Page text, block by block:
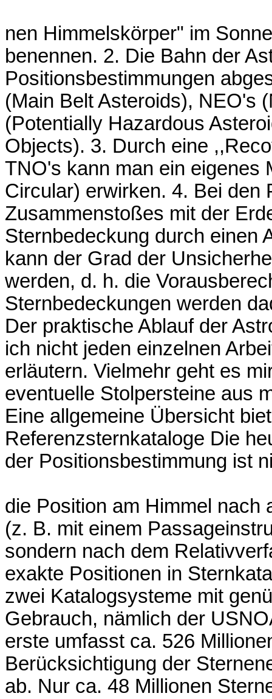
nen Himmelskörper" im
benennen. 2. Die Bahn der
Positionsbestimmungen
(Main Belt Asteroids), NEO's
(Potentially Hazardous
Objects). 3. Durch eine
TNO's kann man ein eigenes
Circular) erwirken. 4. Bei den
Zusammenstoßes mit der
Sternbedeckung durch einen
kann der Grad der
werden, d. h. die
Sternbedeckungen werden
Der praktische Ablauf der
ich nicht jeden einzelnen
erläutern. Vielmehr geht es
eventuelle Stolpersteine aus
Eine allgemeine Übersicht
Referenzsternkataloge Die
der Positionsbestimmung ist
die Position am Himmel nach
(z. B. mit einem
sondern nach dem
exakte Positionen in
zwei Katalogsysteme mit
Gebrauch, nämlich der
erste umfasst ca. 526
Berücksichtigung der
ab. Nur ca. 48 Millionen